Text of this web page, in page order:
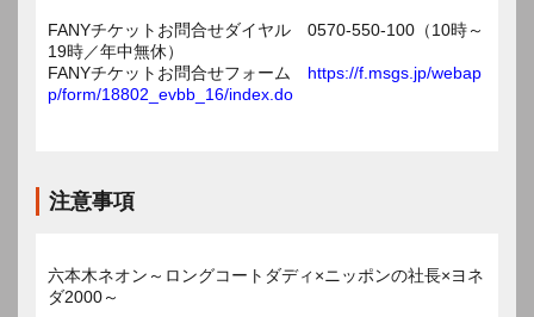
FANYチケットお問合せダイヤル 0570-550-100（10時～
19時／年中無休）
FANYチケットお問合せフォーム https://f.msgs.jp/webap
p/form/18802_evbb_16/index.do
注意事項
六本木ネオン～ロングコートダディ×ニッポンの社長×ヨネ
ダ2000～